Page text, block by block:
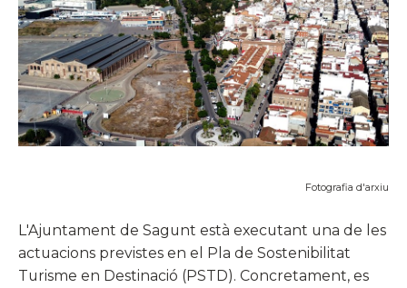
Fotografia d'arxiu
L'Ajuntament de Sagunt està executant una de les
actuacions previstes en el Pla de Sostenibilitat
Turisme en Destinació (PSTD). Concretament, es